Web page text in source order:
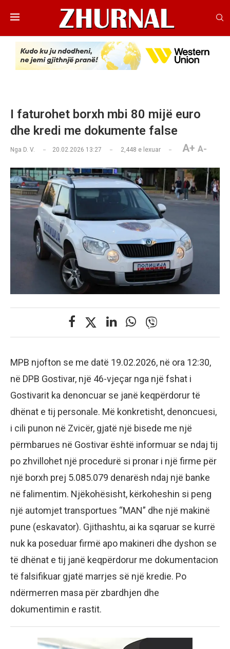
I faturohet borxh mbi 80 mijë euro
dhe kredi me dokumente false
Nga D. V. 20.02.2026 13:27 2,448 e lexuar A+ A-
MPB njofton se me datë 19.02.2026, në ora 12:30,
në DPB Gostivar, një 46-vjeçar nga një fshat i
Gostivarit ka denoncuar se janë keqpërdorur të
dhënat e tij personale. Më konkretisht, denoncuesi,
i cili punon në Zvicër, gjatë një bisede me një
përmbarues në Gostivar është informuar se ndaj tij
po zhvillohet një procedurë si pronar i një firme për
një borxh prej 5.085.079 denarësh ndaj një banke
në falimentim. Njëkohësisht, kërkoheshin si peng
një automjet transportues “MAN” dhe një makinë
pune (eskavator). Gjithashtu, ai ka sqaruar se kurrë
nuk ka poseduar firmë apo makineri dhe dyshon se
të dhënat e tij janë keqpërdorur me dokumentacion
të falsifikuar gjatë marrjes së një kredie. Po
ndërmerren masa për zbardhjen dhe
dokumentimin e rastit.